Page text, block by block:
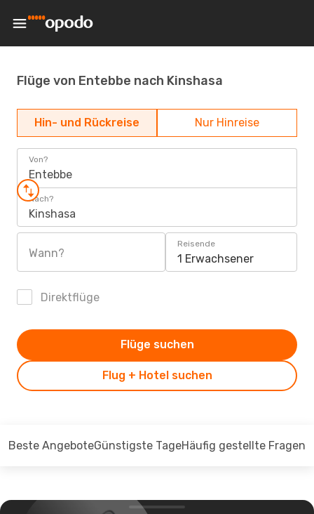
Flüge von Entebbe nach Kinshasa
Hin- und Rückreise Nur Hinreise
Von?
Entebbe
Nach?
Kinshasa
Wann?
Reisende
1 Erwachsener
Direktflüge
Flug + Hotel suchen
Flüge suchen
Beste AngeboteGünstigste TageHäufig gestellte Fragen